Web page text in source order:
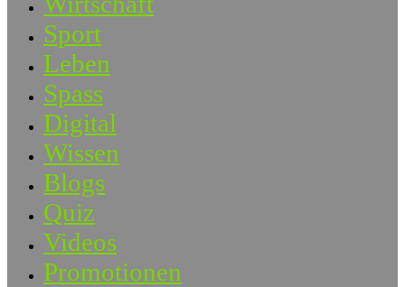
Sport
Leben
Spass
Digital
Wissen
Blogs
Quiz
Videos
Promotionen